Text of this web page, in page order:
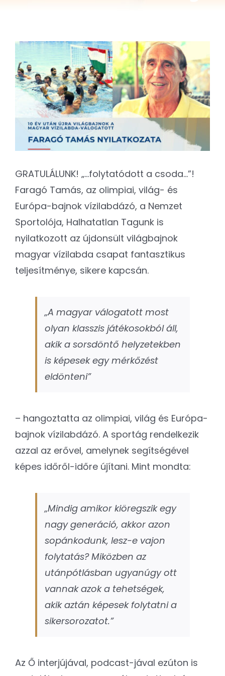
FOR:
View
Larger
Image
GRATULÁLUNK! „…folytatódott a csoda…”!
Faragó Tamás, az olimpiai, világ- és
Európa-bajnok vízilabdázó, a Nemzet
Sportolója, Halhatatlan Tagunk is
nyilatkozott az újdonsült világbajnok
magyar vízilabda csapat fantasztikus
teljesítménye, sikere kapcsán.
„A magyar válogatott most
olyan klasszis játékosokból áll,
akik a sorsdöntő helyzetekben
is képesek egy mérkőzést
eldönteni”
– hangoztatta az olimpiai, világ és Európa-
bajnok vízilabdázó. A sportág rendelkezik
azzal az erővel, amelynek segítségével
képes időről-időre újítani. Mint mondta:
„Mindig amikor kiöregszik egy
nagy generáció, akkor azon
sopánkodunk, lesz-e vajon
folytatás? Miközben az
utánpótlásban ugyanúgy ott
vannak azok a tehetségek,
akik aztán képesek folytatni a
sikersorozatot.”
Az Ő interjújával, podcast-jával ezúton is